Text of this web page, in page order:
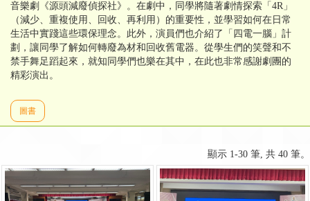
音樂劇《源頭減廢偵探社》。在劇中，同學將隨著劇情探索「4R」
（減少、重複使用、回收、再利用）的重要性，並學習如何在日常
生活中實踐這些環保理念。此外，演員們也介紹了「四電一腦」計
劃，讓同學了解如何轉廢為材和回收舊電器。從學生們的笑聲和不
禁手舞足蹈起來，就知同學們也樂在其中，在此也非常感謝劇團的
精彩演出。
圖書
顯示 1-30 筆, 共 40 筆。